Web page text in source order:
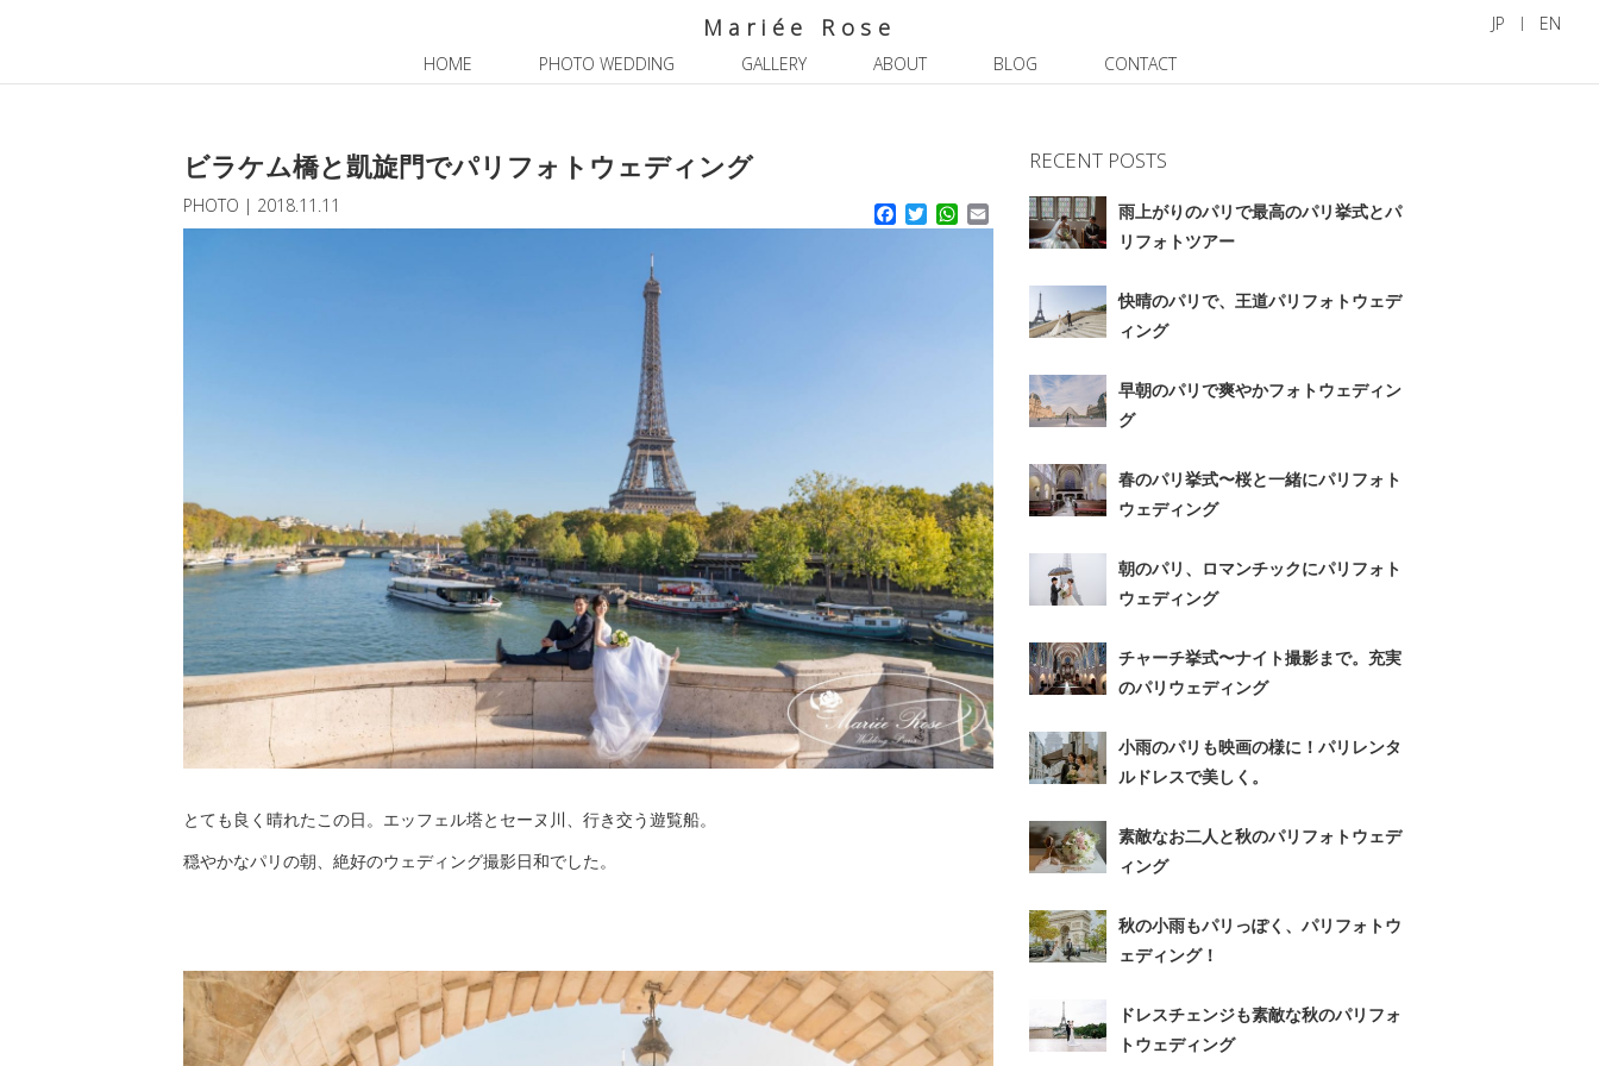
Mariée Rose
HOME PHOTO WEDDING GALLERY ABOUT BLOG CONTACT
JP EN
ビラケム橋と凱旋門でパリフォトウェディング
PHOTO | 2018.11.11 Facebook
TwitterWhatsApp
Email
とても良く晴れたこの日。エッフェル塔とセーヌ川、行き交う遊覧船。
穏やかなパリの朝、絶好のウェディング撮影日和でした。
RECENT POSTS
雨上がりのパリで最高のパリ挙式とパ
リフォトツアー
快晴のパリで、王道パリフォトウェデ
ィング
早朝のパリで爽やかフォトウェディン
グ
春のパリ挙式〜桜と一緒にパリフォト
ウェディング
朝のパリ、ロマンチックにパリフォト
ウェディング
チャーチ挙式〜ナイト撮影まで。充実
のパリウェディング
小雨のパリも映画の様に！パリレンタ
ルドレスで美しく。
素敵なお二人と秋のパリフォトウェデ
ィング
秋の小雨もパリっぽく、パリフォトウ
ェディング！
ドレスチェンジも素敵な秋のパリフォ
トウェディング